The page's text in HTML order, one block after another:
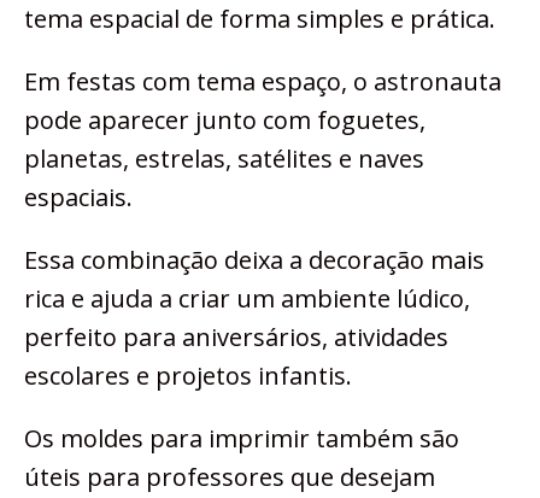
tema espacial de forma simples e prática.
Em festas com tema espaço, o astronauta
pode aparecer junto com foguetes,
planetas, estrelas, satélites e naves
espaciais.
Essa combinação deixa a decoração mais
rica e ajuda a criar um ambiente lúdico,
perfeito para aniversários, atividades
escolares e projetos infantis.
Os moldes para imprimir também são
úteis para professores que desejam